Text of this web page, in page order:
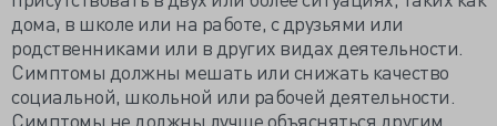
дома, в школе или на работе, с друзьями или
родственниками или в других видах деятельности.
Симптомы должны мешать или снижать качество
социальной, школьной или рабочей деятельности.
Симптомы не должны лучше объясняться другим